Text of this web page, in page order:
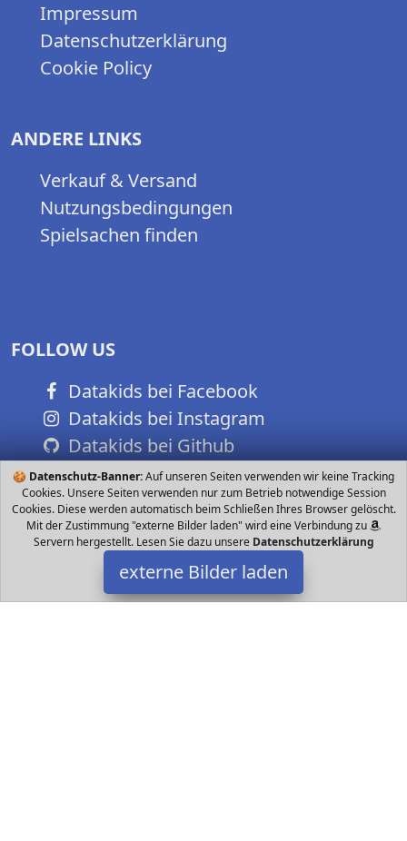
🍪 Datenschutz-Banner:Auf unseren Seiten verwenden wir keine Tracking
Cookies. Unsere Seiten verwenden nur zum Betrieb notwendige Session
Cookies. Diese werden automatisch beim Schließen Ihres Browser gelöscht.
Mit der Zustimmung "externe Bilder laden" wird eine Verbindung zu
Servern hergestellt. Lesen Sie dazu unsere Datenschutzerklärung
externe Bilder laden
Impressum
Datenschutzerklärung
Cookie Policy
ANDERE LINKS
Verkauf & Versand
Nutzungsbedingungen
Spielsachen finden
FOLLOW US
Datakids bei Facebook
Datakids bei Instagram
Datakids bei Github